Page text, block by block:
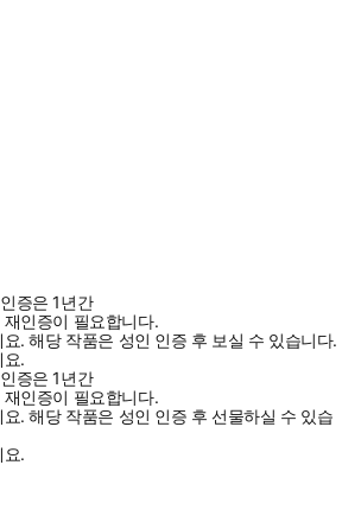
증은 1년간
인증이 필요합니다.
요.해당 작품은 성인 인증 후 보실 수 있습니다.
요.
증은 1년간
인증이 필요합니다.
요.해당 작품은 성인 인증 후 선물하실 수 있습
요.